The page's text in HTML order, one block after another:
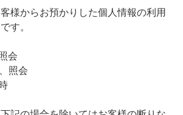
様からお預かりした個人情報の利用
す。
会
照会